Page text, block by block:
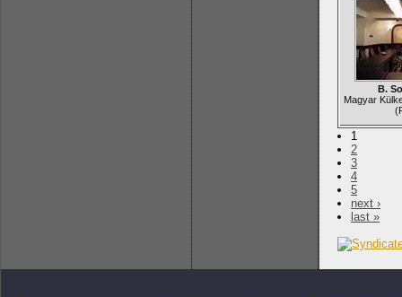
B.
Magyar
1
2
3
4
5
next ›
last »